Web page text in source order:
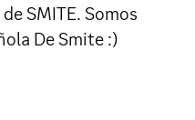
SMITE. Somos
De Smite :)